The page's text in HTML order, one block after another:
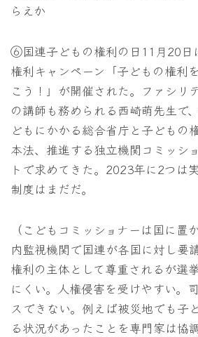
らえか
⑥国連子どもの権利の日11月20日
権利キャンペーン「子どもの権利
こう！」が開催された。ファシリ
の講師も務められる西崎萌先生で
どもにかかる総合省庁と子どもの
本法、推進する独立機関コミッシ
トで求めてきた。2023年に2つは
制度はまだだ。
（こどもコミッショナーは国に置
内監視機関で国連が各国に対し要
権利の主体として尊重されるが選
にくい。人権侵害を受けやすい。
スできない。例えば被災地でも子
る状況があったことを専門家は協